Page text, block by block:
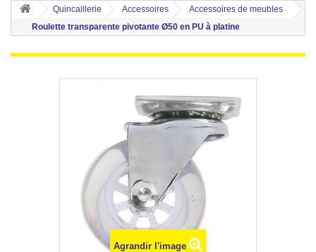
Quincaillerie Accessoires
Accessoires de meubles
Roulette transparente pivotante Ø50 en PU à platine
Agrandir l'image